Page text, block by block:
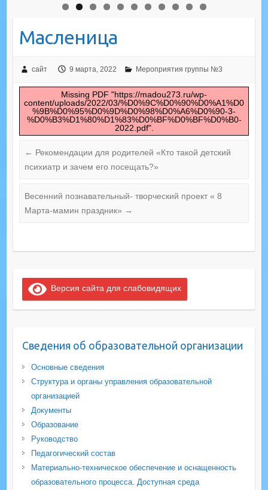
Масленица
сайт 9 марта, 2022 Мероприятия группы №3
Missing PDF "https://madou273.ru/wp-
content/uploads/2022/03/%D0%9C%D0%90%D0%A1%D0
%9B%D0%95%D0%9D%D0%98%D0%A6%D0%90-3-
%D0%B3%D1%80%D1%83%D0%BF%D0%BF%D0%B0-
2022.pdf".
← Рекомендации для родителей «Кто такой детский
психиатр и зачем его посещать?»
Весенний познавательный- творческий проект « 8
Марта-мамин праздник» →
Версия сайта для слабовидящих
Сведения об образовательной организации
Основные сведения
Структура и органы управления образовательной
организацией
Документы
Образование
Руководство
Педагогический состав
Материально-техническое обеспечение и оснащенность
образовательного процесса. Доступная среда